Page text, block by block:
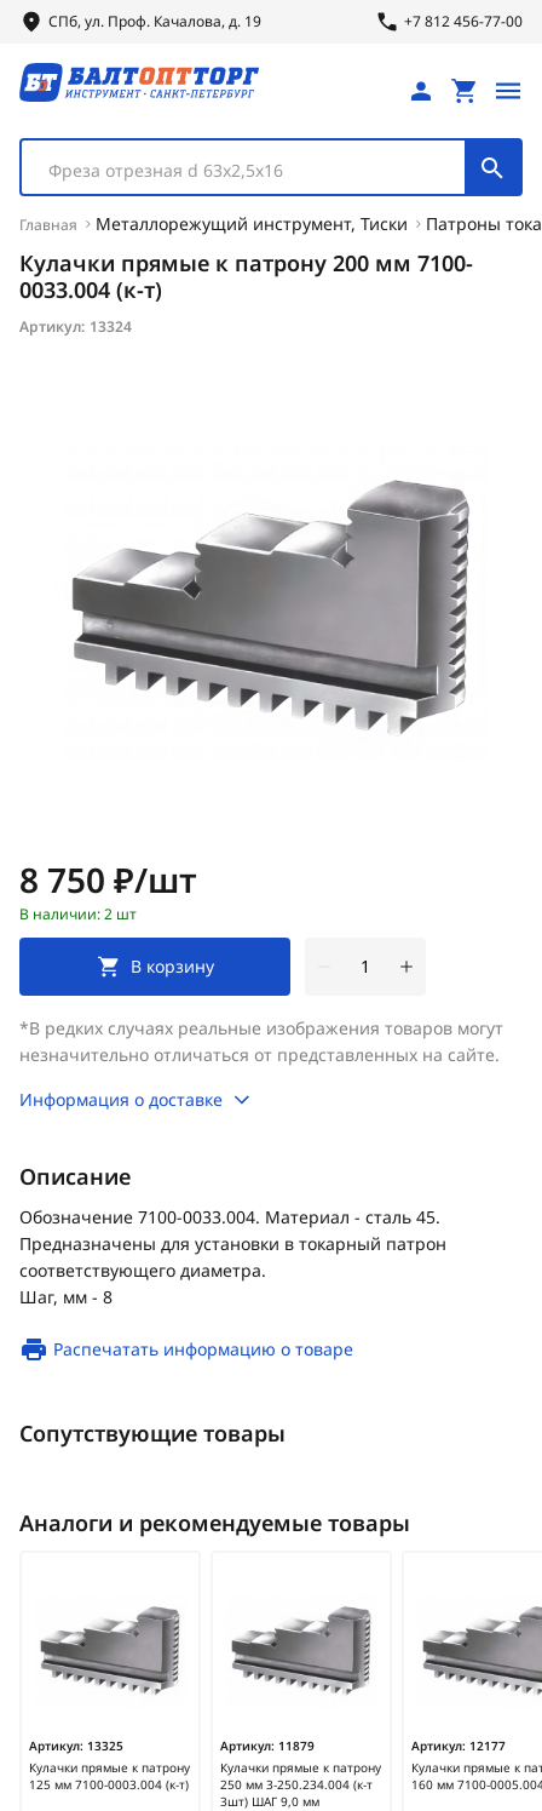
СПб, ул. Проф. Качалова, д. 19 +7 812 456-77-00
Фреза отрезная d 63х2,5х16
Главная Металлорежущий инструмент, Тиски Патроны
Кулачки прямые к патрону 200 мм 7100-
0033.004 (к-т)
Артикул: 13324
Цена:
8 750 ₽/шт
В наличии: 2 шт
В корзину
*В редких случаях реальные изображения товаров могут
незначительно отличаться от представленных на сайте.
Информация о доставке
Описание
Обозначение 7100-0033.004. Материал - сталь 45.
Предназначены для установки в токарный патрон
соответствующего диаметра.
Шаг, мм - 8
Распечатать информацию о товаре
Сопутствующие товары
Аналоги и рекомендуемые товары
Артикул: 13325
Кулачки прямые к патрону
125 мм 7100-0003.004 (к-т)
Артикул: 11879
Кулачки прямые к патрону
250 мм 3-250.234.004 (к-т
3шт) ШАГ 9,0 мм
Артикул: 12177
Кулачки прямые к
160 мм 7100-